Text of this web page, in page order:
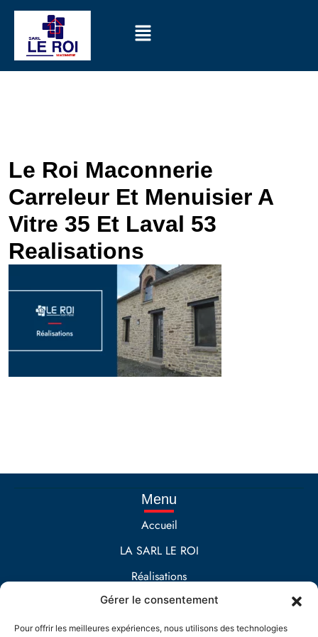
Gérer le consentement
Pour offrir les meilleures expériences, nous utilisons des technologies
Le Roi Maconnerie
Carreleur Et Menuisier A
Vitre 35 Et Laval 53
Realisations
Menu
Accueil
LA SARL LE ROI
Réalisations
Contact
Prestations